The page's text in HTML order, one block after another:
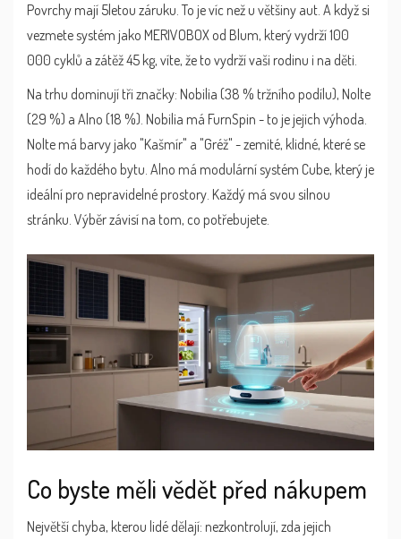
Povrchy mají 5letou záruku. To je víc než u většiny aut. A když si
vezmete systém jako MERIVOBOX od Blum, který vydrží 100
000 cyklů a zátěž 45 kg, víte, že to vydrží vaši rodinu i na děti.
Na trhu dominují tři značky: Nobilia (38 % tržního podílu), Nolte
(29 %) a Alno (18 %). Nobilia má FurnSpin - to je jejich výhoda.
Nolte má barvy jako "Kašmír" a "Gréž" - zemité, klidné, které se
hodí do každého bytu. Alno má modulární systém Cube, který je
ideální pro nepravidelné prostory. Každý má svou silnou
stránku. Výběr závisí na tom, co potřebujete.
Co byste měli vědět před nákupem
Největší chyba, kterou lidé dělají: nezkontrolují, zda jejich